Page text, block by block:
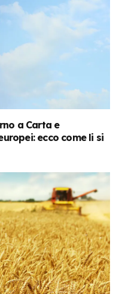
a Carta e
ecco come li si